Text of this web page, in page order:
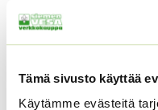
Tämä sivusto käyttää
Käytämme evästeitä
Centaurea Cyanus
Tutustu